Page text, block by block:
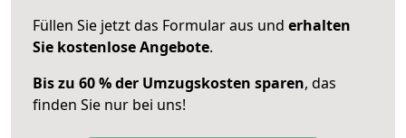
Füllen Sie jetzt das Formular aus und erhalten
Sie kostenlose Angebote.
Bis zu 60 % der Umzugskosten sparen, das
finden Sie nur bei uns!